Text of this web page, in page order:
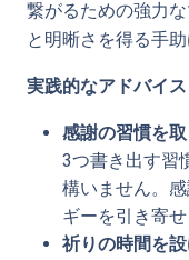
繋がるための強力
と明晰さを得る手
実践的なアドバイス
感謝の習慣を
3つ書き出す習
構いません。
ギーを引き寄
祈りの時間を